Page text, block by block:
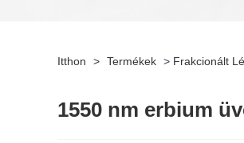
Itthon > Termékek > Frakcionált
1550 nm erbium